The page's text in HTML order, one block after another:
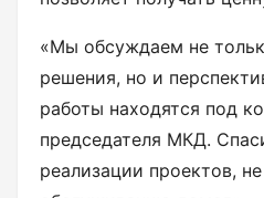
«Мы обсуждаем не
решения, но и
работы находятся под
председателя МКД.
реализации проектов,